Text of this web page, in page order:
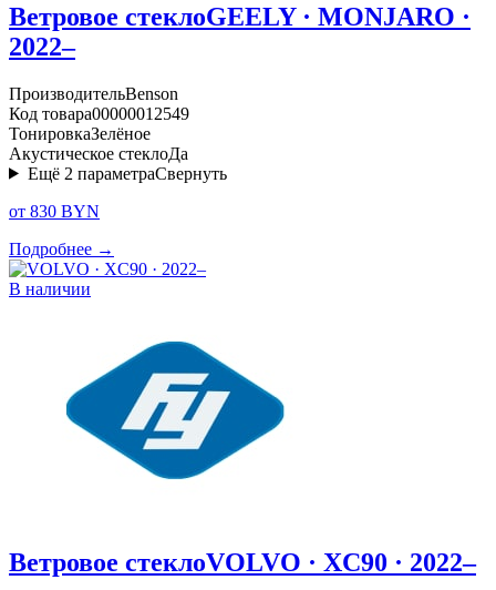
Ветровое стеклоGEELY · MONJARO ·
2022–
ПроизводительBenson
Код товара00000012549
ТонировкаЗелёное
Акустическое стеклоДа
Ещё 2 параметраСвернуть
от 830 BYN
Подробнее →
В наличии
Ветровое стеклоVOLVO · XC90 · 2022–